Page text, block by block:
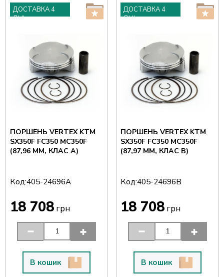
ДОСТАВКА 4
ДНІ
ПОРШЕНЬ VERTEX KTM
SX350F FC350 MC350F
(87,96 ММ, КЛАС A)
Код:405-24696A
18 708грн
В кошик
ДОСТАВКА 4
ДНІ
ПОРШЕНЬ VERTEX KTM
SX350F FC350 MC350F
(87,97 ММ, КЛАС B)
Код:405-24696B
18 708 грн
В кошик